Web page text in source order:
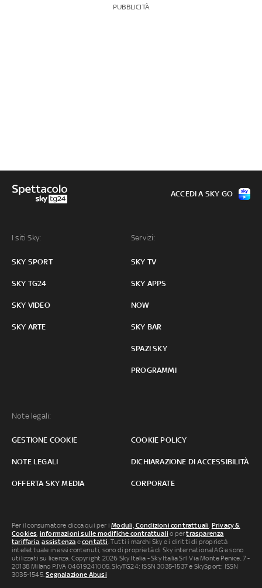
PUBBLICITÀ
I siti Sky:
SKY SPORT
SKY TG24
SKY VIDEO
SKY ARTE
Servizi:
SKY TV
SKY APPS
NOW
SKY BAR
SPAZI SKY
PROGRAMMI
Note legali:
GESTIONE COOKIE COOKIE POLICY
NOTE LEGALI DICHIARAZIONE DI ACCESSIBILITÀ
OFFERTA SKY MEDIA CORPORATE
ACCEDI A SKY GO
Per il consumatore clicca qui per iModuli, Condizioni contrattuali, Privacy &
Cookies, informazioni sulle modifiche contrattuali o pertrasparenza
tariffaria,assistenza econtatti. Tutti i marchi Sky e i diritti di proprietà
intellettuale in essi contenuti, sono di proprietà di Sky international AG e sono
utilizzati su licenza. Copyright 2026 Sky Italia - Sky Italia Srl Via Monte Penice, 7 -
20138 Milano P.IVA 04619241005. SkyTG24: ISSN 3035-1537 e SkySport: ISSN
3035-1545.Segnalazione Abusi